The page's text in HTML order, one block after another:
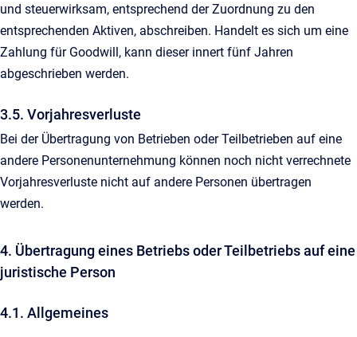
und steuerwirksam, entsprechend der Zuordnung zu den
entsprechenden Aktiven, abschreiben. Handelt es sich um eine
Zahlung für Goodwill, kann dieser innert fünf Jahren
abgeschrieben werden.
3.5. Vorjahresverluste
Bei der Übertragung von Betrieben oder Teilbetrieben auf eine
andere Personenunternehmung können noch nicht verrechnete
Vorjahresverluste nicht auf andere Personen übertragen
werden.
4. Übertragung eines Betriebs oder Teilbetriebs auf eine
juristische Person
4.1. Allgemeines